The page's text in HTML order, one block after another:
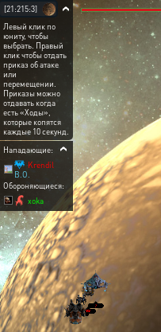
[21:215:3]
Левый клик по
юниту, чтобы
выбрать. Правый
клик чтобы отдать
приказ об атаке
или
перемещении.
Приказы можно
отдавать когда
есть «Ходы»,
которые копятся
каждые 10 секунд.
Нападающие:
Krendil
B.O.
Обороняющиеся:
xoka